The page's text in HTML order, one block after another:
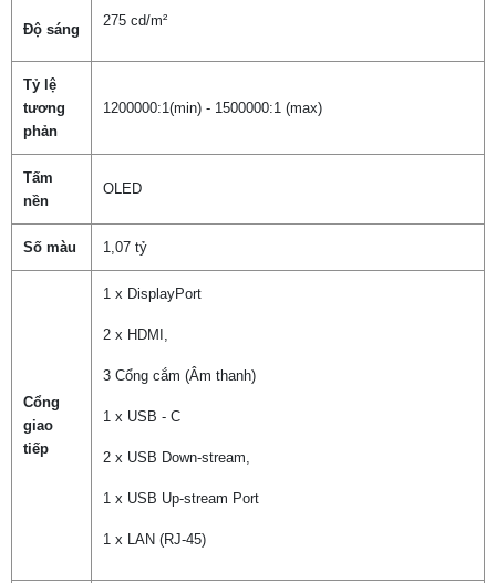
Độ sáng
275 cd/m²
Tỷ lệ
tương
phản
1200000:1(min) - 1500000:1 (max)
Tấm
nền
OLED
Số màu 1,07 tỷ
Cổng
giao
tiếp
1 x DisplayPort
2 x HDMI,
3 Cổng cắm (Âm thanh)
1 x USB - C
2 x USB Down-stream,
1 x USB Up-stream Port
1 x LAN (RJ-45)